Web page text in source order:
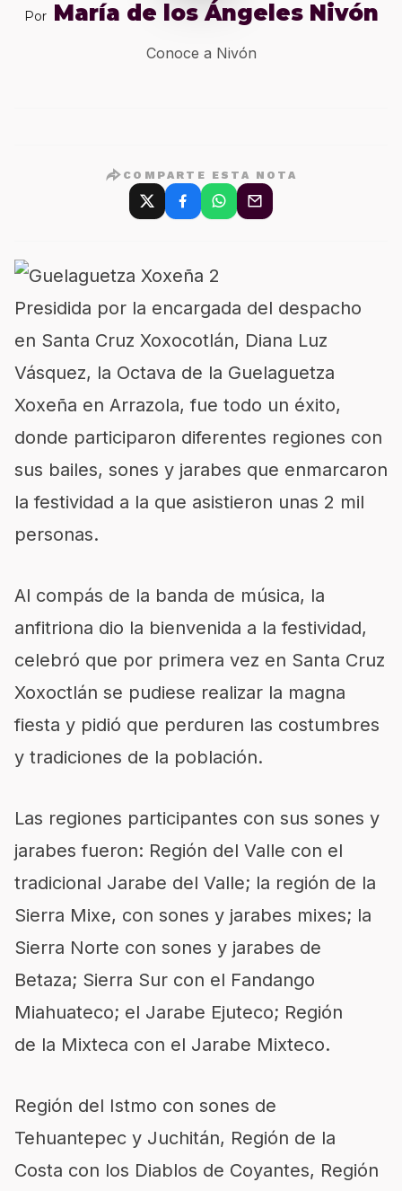
Por María de los Ángeles Nivón
Conoce a Nivón
COMPARTE ESTA NOTA
Presidida por la encargada del despacho
en Santa Cruz Xoxocotlán, Diana Luz
Vásquez, la Octava de la Guelaguetza
Xoxeña en Arrazola, fue todo un éxito,
donde participaron diferentes regiones con
sus bailes, sones y jarabes que enmarcaron
la festividad a la que asistieron unas 2 mil
personas.
Al compás de la banda de música, la
anfitriona dio la bienvenida a la festividad,
celebró que por primera vez en Santa Cruz
Xoxoctlán se pudiese realizar la magna
fiesta y pidió que perduren las costumbres
y tradiciones de la población.
Las regiones participantes con sus sones y
jarabes fueron: Región del Valle con el
tradicional Jarabe del Valle; la región de la
Sierra Mixe, con sones y jarabes mixes; la
Sierra Norte con sones y jarabes de
Betaza; Sierra Sur con el Fandango
Miahuateco; el Jarabe Ejuteco; Región
de la Mixteca con el Jarabe Mixteco.
Región del Istmo con sones de
Tehuantepec y Juchitán, Región de la
Costa con los Diablos de Coyantes, Región